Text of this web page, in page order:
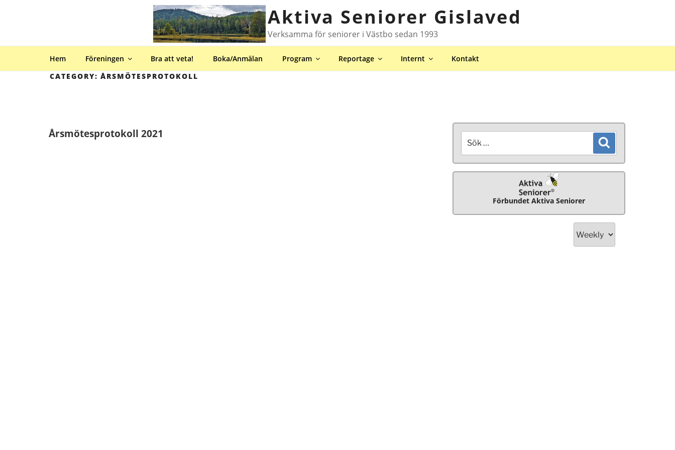
Aktiva Seniorer Gislaved
Verksamma för seniorer i Västbo sedan 1993
Hem Föreningen Bra att veta! Boka/Anmälan Program Reportage Internt
Kontakt
CATEGORY:ÅRSMÖTESPROTOKOLL
Årsmötesprotokoll 2021
efter:
Förbundet Aktiva Seniorer